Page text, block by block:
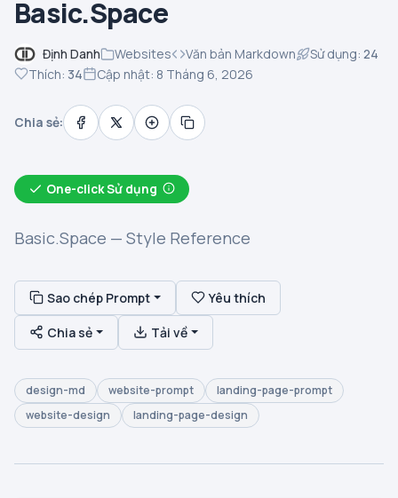
Basic.Space
Định Danh Websites Văn bản Markdown Sử dụng: 24
Thích: 34 Cập nhật: 8 Tháng 6, 2026
Chia sẻ:
One-click Sử dụng
Basic.Space — Style Reference
Sao chép Prompt Yêu thích
Chia sẻ Tải về
design-md website-prompt
landing-page-prompt
website-design
landing-page-design